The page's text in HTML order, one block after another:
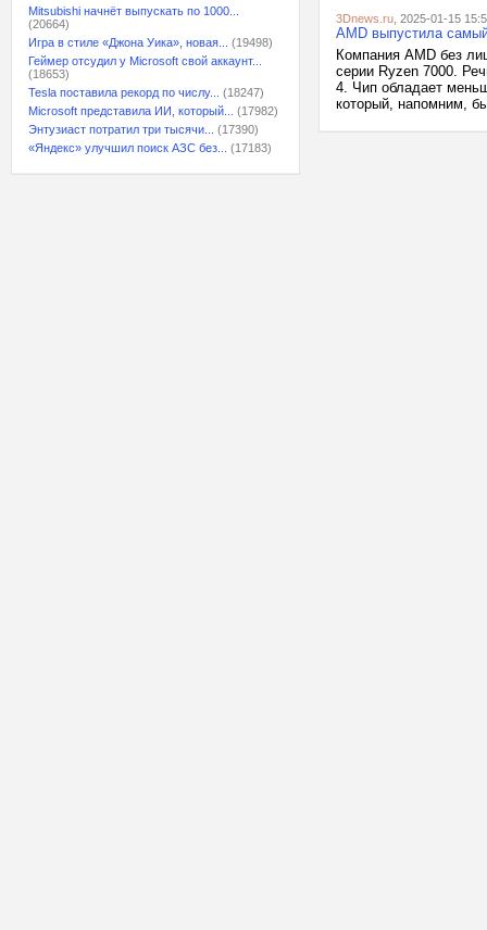
Mitsubishi начнёт выпускать по 1000...
(20664)
Игра в стиле «Джона Уика», новая...
(19498)
Геймер отсудил у Microsoft свой аккаунт...
(18653)
Tesla поставила рекорд по числу...
(18247)
Microsoft представила ИИ, который...
(17982)
Энтузиаст потратил три тысячи...
(17390)
«Яндекс» улучшил поиск АЗС без...
(17183)
3Dnews.ru , 2025-01-15
AMD выпустила
Компания AMD без
серии Ryzen 7000.
4. Чип обладает
который, напомним,